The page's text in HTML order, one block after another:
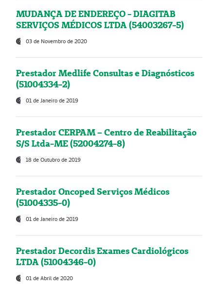
MUDANÇA DE ENDEREÇO - DIAGITAB
SERVIÇOS MÉDICOS LTDA (54003267-5)
03 de Novembro de 2020
Prestador Medlife Consultas e Diagnósticos
(51004334-2)
01 de Janeiro de 2019
Prestador CERPAM – Centro de Reabilitação
S/S Ltda-ME (52004274-8)
18 de Outubro de 2019
Prestador Oncoped Serviços Médicos
(51004335-0)
01 de Janeiro de 2019
Prestador Decordis Exames Cardiológicos
LTDA (51004346-0)
01 de Abril de 2020